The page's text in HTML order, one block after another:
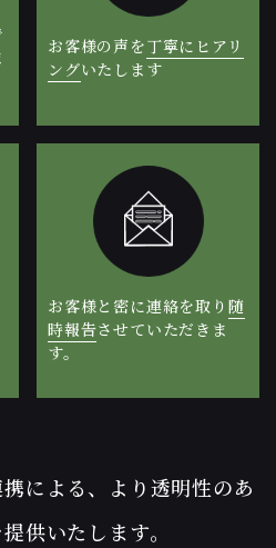
お客様の声を丁寧にヒアリ
ングいたします
お客様と密に連絡を取り随
時報告させていただきま
す。
による、 より透明性のあ
供いたします。